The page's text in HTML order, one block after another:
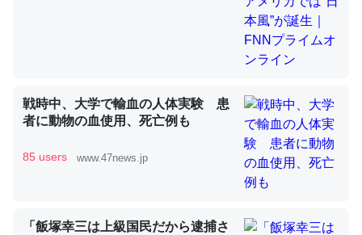
ウチもEchoを実家に置いて４年。でたまに覗いてる。ぼ
ちぼちRingも置こうかと画策中。あと、Googleマップで
位置情報を共有してる。電池残量や充電中かが分かるので
戦時中、大学で輸血の人体実験 患
者に動物の血使用、死亡例も
85 users www.47news.jp
「飯塚幸三は上級国民だから逮捕さ